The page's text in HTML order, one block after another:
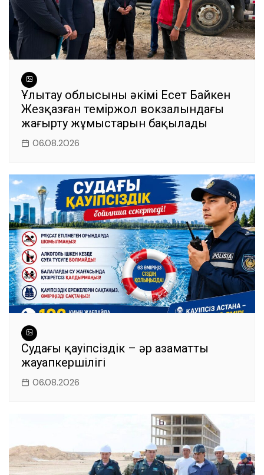
Ұлытау облысының әкімі Есет Байкен
Жезқазған теміржол вокзалындағы
жаңғырту жұмыстарын бақылады
06.08.2026
Судағы қауіпсіздік – әр азаматтың
жауапкершілігі
06.08.2026